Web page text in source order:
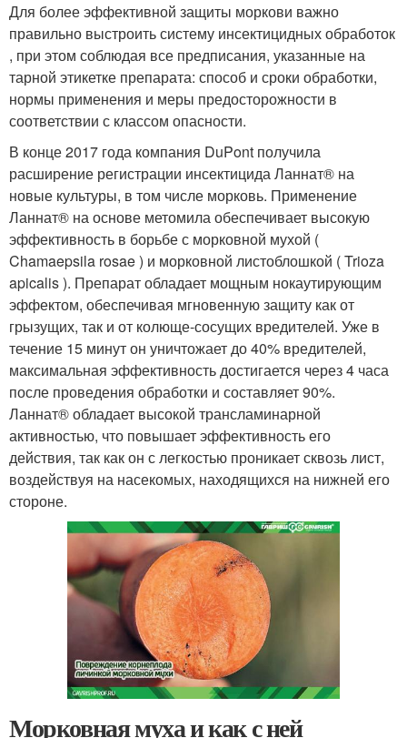
Для более эффективной защиты моркови важно
правильно выстроить систему инсектицидных обработок
, при этом соблюдая все предписания, указанные на
тарной этикетке препарата: способ и сроки обработки,
нормы применения и меры предосторожности в
соответствии с классом опасности.
В конце 2017 года компания DuPont получила
расширение регистрации инсектицида Ланнат® на
новые культуры, в том числе морковь. Применение
Ланнат® на основе метомила обеспечивает высокую
эффективность в борьбе с морковной мухой (
Chamaepsila rosae ) и морковной листоблошкой ( Trioza
apicalis ). Препарат обладает мощным нокаутирующим
эффектом, обеспечивая мгновенную защиту как от
грызущих, так и от колюще-сосущих вредителей. Уже в
течение 15 минут он уничтожает до 40% вредителей,
максимальная эффективность достигается через 4 часа
после проведения обработки и составляет 90%.
Ланнат® обладает высокой трансламинарной
активностью, что повышает эффективность его
действия, так как он с легкостью проникает сквозь лист,
воздействуя на насекомых, находящихся на нижней его
стороне.
Морковная муха и как с ней